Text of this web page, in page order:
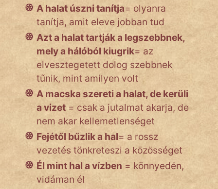
IRODALOM
KÖZMONDÁS
PSZICHO
FILM
ÉLETMÓD
A halat úszni tanítja= olyanra
tanítja, amit eleve jobban tud
Azt a halat tartják a legszebbnek,
mely a hálóból kiugrik= az
elvesztegetett dolog szebbnek
tűnik, mint amilyen volt
A macska szereti a halat, de kerüli
a vizet= csak a jutalmat akarja, de
nem akar kellemetlenséget
Fejétől bűzlik a hal= a rossz
vezetés tönkreteszi a közösséget
Él mint hal a vízben = könnyedén,
vidáman él